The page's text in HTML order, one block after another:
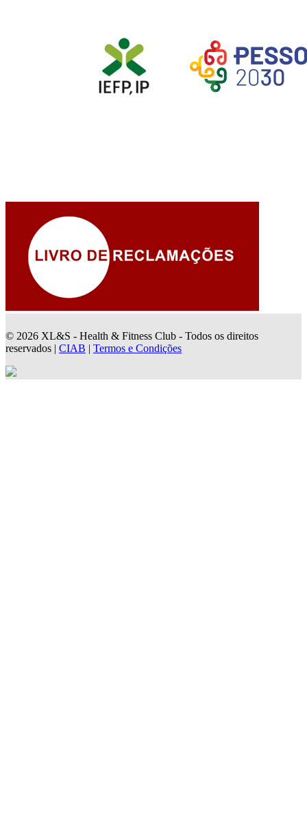
© 2026 XL&S - Health & Fitness Club - Todos os direitos
reservados | CIAB | Termos e Condições